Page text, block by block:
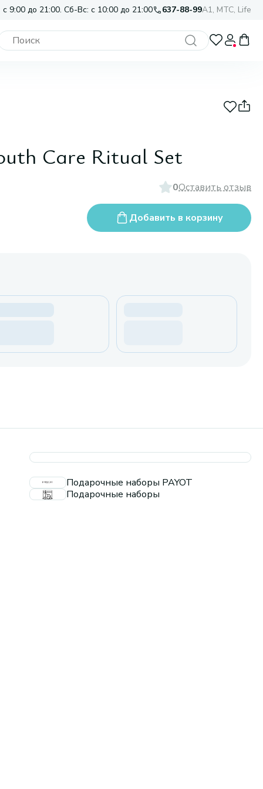
9:00 до 21:00. Сб-Вс: с 10:00 до 21:00 637-88-99A1, МТС, Life
Care Ritual Set
0Оставить отзыв
Добавить в корзину
Подарочные наборы PAYOT
Подарочные наборы